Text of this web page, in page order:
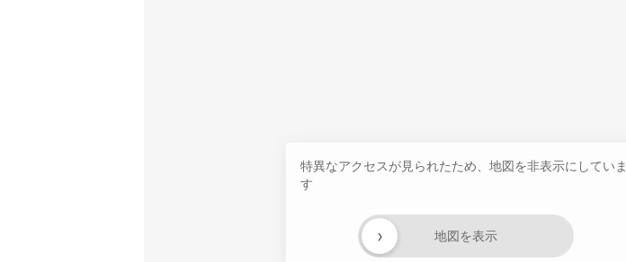
特異なアクセスが見られたため、地図を非表示にしていま
す
地図を表示
›